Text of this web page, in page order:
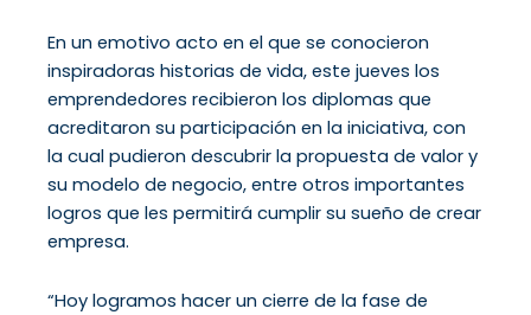
En un emotivo acto en el que se conocieron
inspiradoras historias de vida, este jueves los
emprendedores recibieron los diplomas que
acreditaron su participación en la iniciativa, con
la cual pudieron descubrir la propuesta de valor y
su modelo de negocio, entre otros importantes
logros que les permitirá cumplir su sueño de crear
empresa.
“Hoy logramos hacer un cierre de la fase de